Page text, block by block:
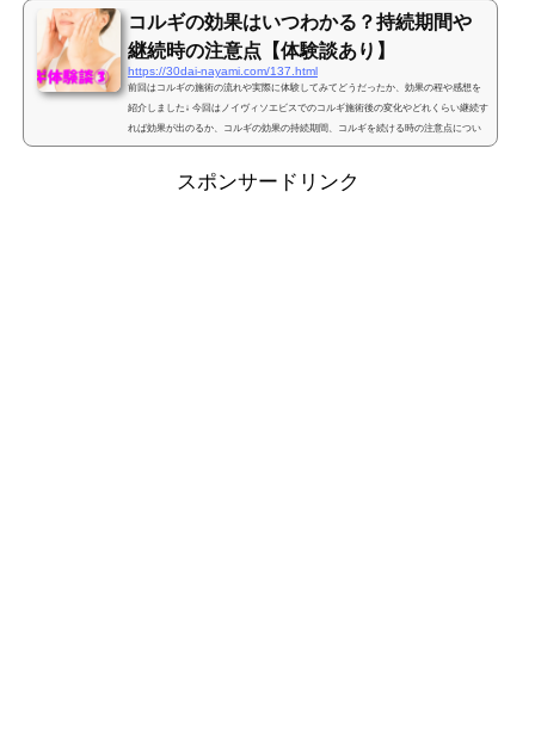
コルギの効果はいつわかる？持続期間や
継続時の注意点【体験談あり】
https://30dai-nayami.com/137.html
前回はコルギの施術の流れや実際に体験してみてどうだったか、効果の程や感想を
紹介しました↓ 今回はノイヴィソエビスでのコルギ施術後の変化やどれくらい継続す
れば効果が出のるか、コルギの効果の持続期間、コルギを続ける時の注意点につい
て私の体験談を紹介します。コルギの小顔効果はいつ現れる？施術が終わって恵比
顔もその日の夜には赤みがひいたので一安心。そしてコルギをした翌日は顔中がも
スポンサードリンク